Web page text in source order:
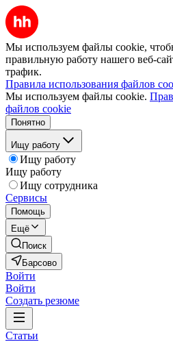
Мы используем файлы cookie,
правильную работу нашего веб-
трафик.
Правила использования файлов
Мы используем файлы cookie.
файлов cookie
Понятно
Ищу работу
Ищу работу
Ищу работу
Ищу сотрудника
Сервисы
Помощь
Ещё
Поиск
Барсово
Войти
Войти
Создать резюме
Статьи